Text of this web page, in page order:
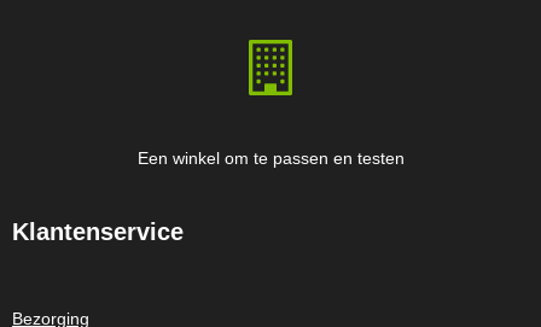
Een winkel om te passen en testen
Klantenservice
Bezorging